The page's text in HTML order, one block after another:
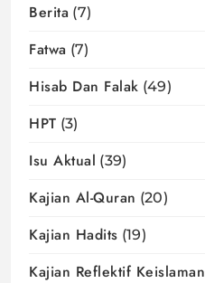
Berita (7)
Fatwa (7)
Hisab Dan Falak (49)
HPT (3)
Isu Aktual (39)
Kajian Al-Quran (20)
Kajian Hadits (19)
Kajian Reflektif Keislaman